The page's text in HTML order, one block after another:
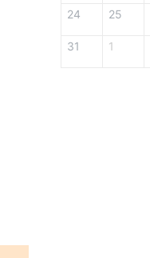
24 25
31 1